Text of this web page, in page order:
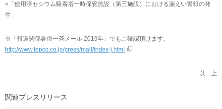
○「使用済セシウム吸着塔一時保管施設（第三施設）における漏えい警報の発
生」
※「報道関係各位一斉メール 2019年」でもご確認頂けます。
http://www.tepco.co.jp/press/mail/index-j.html
以 上
関連プレスリリース